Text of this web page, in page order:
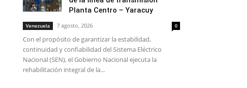
Planta Centro – Yaracuy
Venezuela 7 agosto, 2026 0
Con el propósito de garantizar la estabilidad,
continuidad y confiabilidad del Sistema Eléctrico
Nacional (SEN), el Gobierno Nacional ejecuta la
rehabilitación integral de la...